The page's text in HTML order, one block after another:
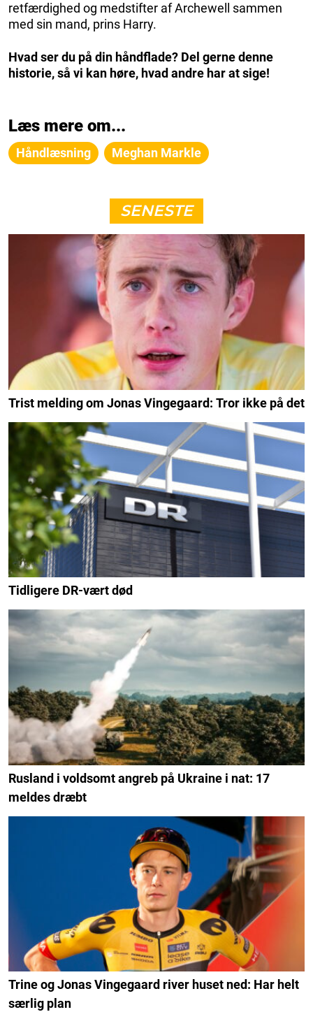
retfærdighed og medstifter af Archewell sammen
med sin mand, prins Harry.
Hvad ser du på din håndflade? Del gerne denne
historie, så vi kan høre, hvad andre har at sige!
Læs mere om...
Håndlæsning Meghan Markle
SENESTE
Trist melding om Jonas Vingegaard: Tror ikke på det
Tidligere DR-vært død
Rusland i voldsomt angreb på Ukraine i nat: 17
meldes dræbt
Trine og Jonas Vingegaard river huset ned: Har helt
særlig plan